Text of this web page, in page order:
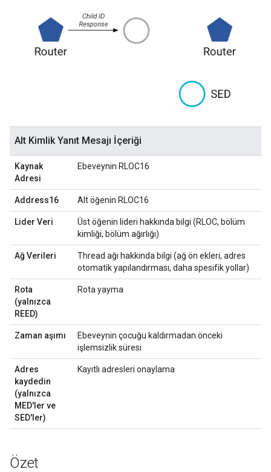
Alt Kimlik Yanıt Mesajı İçeriği
Kaynak
Adresi
Ebeveynin RLOC16
Address16 Alt öğenin RLOC16
Lider Veri
Üst öğenin lideri hakkında bilgi (RLOC, bölüm
kimliği, bölüm ağırlığı)
Ağ Verileri
Thread ağı hakkında bilgi (ağ ön ekleri, adres
otomatik yapılandırması, daha spesifik yollar)
Rota
(yalnızca
REED)
Rota yayma
Zaman aşımı
Ebeveynin çocuğu kaldırmadan önceki
işlemsizlik süresi
Adres
kaydedin
(yalnızca
MED'ler ve
SED'ler)
Kayıtlı adresleri onaylama
Özet